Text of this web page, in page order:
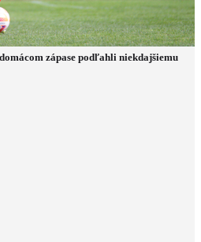
zápase podľahli niekdajšiemu